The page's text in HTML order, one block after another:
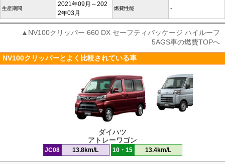
生産期間
2021年09月～202
2年03月
燃費性能 -
▲NV100クリッパー 660 DX セーフティパッケージ ハイルーフ
5AGS車の燃費TOPへ
NV100クリッパーとよく比較されている車
ダイハツ
アトレーワゴン
JC08 13.8km/L 10・15 13.4km/L